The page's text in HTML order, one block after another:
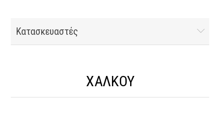
Κατασκευαστές
ΧΑΛΚΟΥ